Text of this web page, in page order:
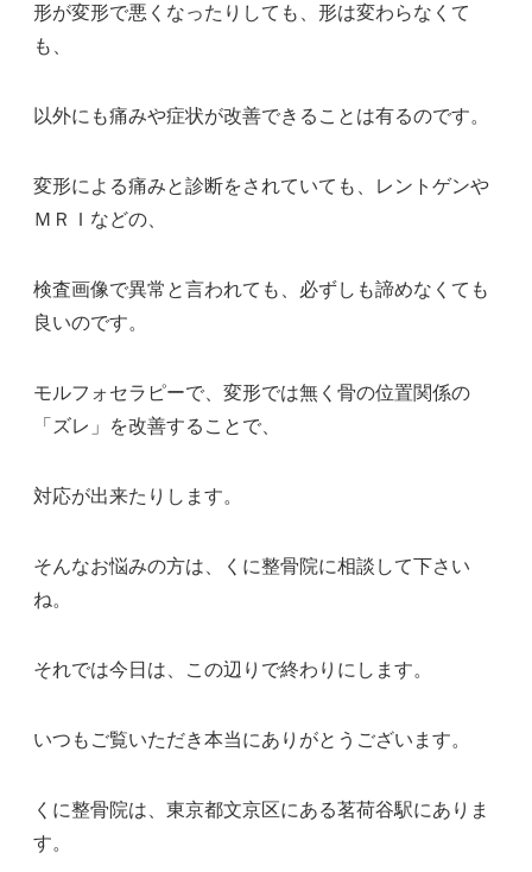
形が変形で悪くなったりしても、形は変わらなくて
も、
以外にも痛みや症状が改善できることは有るのです。
変形による痛みと診断をされていても、レントゲンや
ＭＲＩなどの、
検査画像で異常と言われても、必ずしも諦めなくても
良いのです。
モルフォセラピーで、変形では無く骨の位置関係の
「ズレ」を改善することで、
対応が出来たりします。
そんなお悩みの方は、くに整骨院に相談して下さい
ね。
それでは今日は、この辺りで終わりにします。
いつもご覧いただき本当にありがとうございます。
くに整骨院は、東京都文京区にある茗荷谷駅にありま
す。